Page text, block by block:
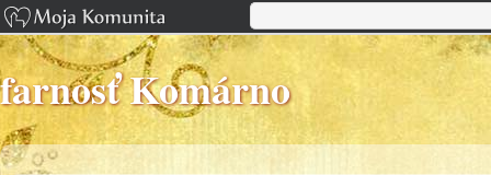
farnosť Komárno